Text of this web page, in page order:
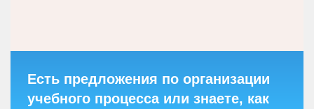
Есть предложения по организации
учебного процесса или знаете, как